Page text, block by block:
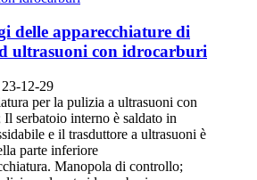
delle apparecchiature di
ultrasuoni con idrocarburi
12-29
per la pulizia a ultrasuoni con
serbatoio interno è saldato in
e il trasduttore a ultrasuoni è
parte inferiore
Manopola di controllo;